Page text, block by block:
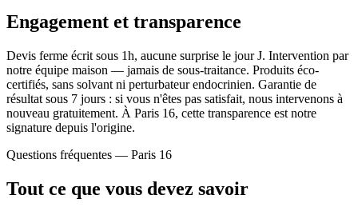
Engagement et transparence
Devis ferme écrit sous 1h, aucune surprise le jour J. Intervention par
notre équipe maison — jamais de sous-traitance. Produits éco-
certifiés, sans solvant ni perturbateur endocrinien. Garantie de
résultat sous 7 jours : si vous n'êtes pas satisfait, nous intervenons à
nouveau gratuitement. À Paris 16, cette transparence est notre
signature depuis l'origine.
Questions fréquentes — Paris 16
Tout ce que vous devez savoir